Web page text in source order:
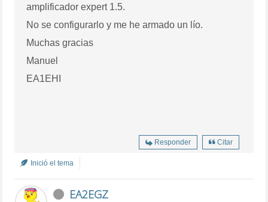
amplificador expert 1.5.
No se configurarlo y me he armado un lío.
Muchas gracias
Manuel
EA1EHI
Responder Citar
Inició el tema
EA2EGZ